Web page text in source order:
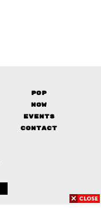
Pop
Now
Events
Contact